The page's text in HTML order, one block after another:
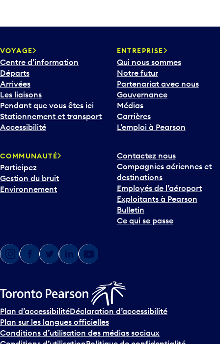
VOYAGE
Centre d’information
Départs
Arrivées
Les liaisons
Pendant que vous êtes ici
Stationnement et transport
Accessibilité
ENTREPRISE
Qui nous sommes
Notre futur
Partenariat avec nous
Gouvernance
Médias
Carrières
L’emploi à Pearson
COMMUNAUTÉ
Participez
Gestion du bruit
Environnement
Contactez nous
Compagnies aériennes et
destinations
Employés de l’aéroport
Exploitants à Pearson
Bulletin
Ce qui se passe
InstagramFacebookTwitter Comms
LinkedInYouTube
Plan d’accessibilitéDéclaration d’accessibilité
Plan sur les langues officielles
Conditions d’utilisation des médias sociaux